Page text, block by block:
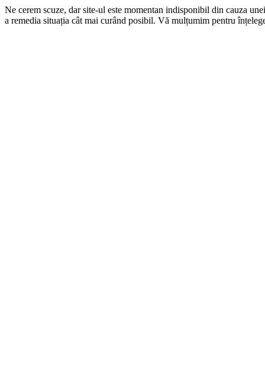
Ne cerem scuze, dar site-ul este momentan indisponibil din cauza
a remedia situația cât mai curând posibil. Vă mulțumim pentru